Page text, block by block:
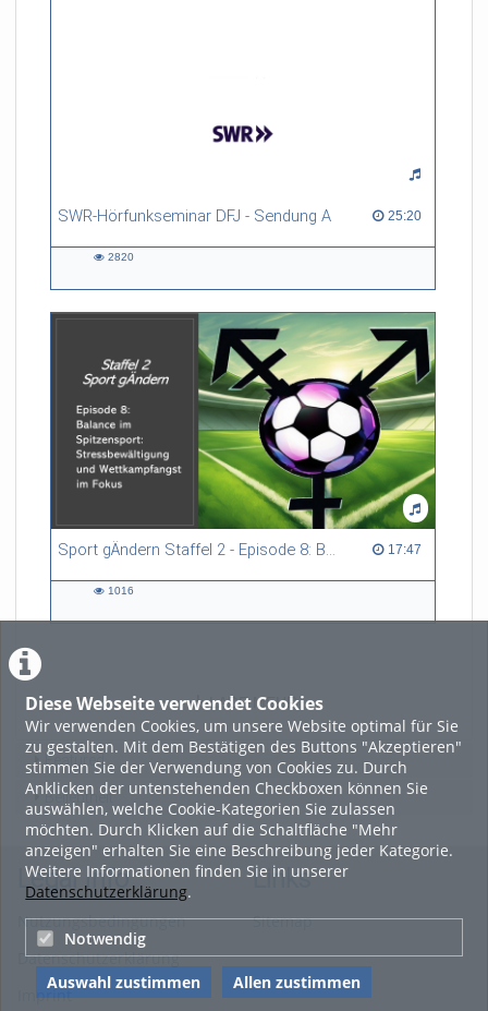
Diese Webseite verwendet Cookies
Wir verwenden Cookies, um unsere Website optimal für Sie
zu gestalten. Mit dem Bestätigen des Buttons "Akzeptieren"
stimmen Sie der Verwendung von Cookies zu. Durch
Anklicken der untenstehenden Checkboxen können Sie
auswählen, welche Cookie-Kategorien Sie zulassen
möchten. Durch Klicken auf die Schaltfläche "Mehr
anzeigen" erhalten Sie eine Beschreibung jeder Kategorie.
Weitere Informationen finden Sie in unserer
Datenschutzerklärung.
Notwendig
Auswahl zustimmen Allen zustimmen
SWR-Hörfunkseminar DFJ - Sendung A 25:20
25:20 duration
2820
Sport gÄndern Staffel 2 - Episode 8: Balance im Spitzensport: Stressbewältigung und Wettkampfangst im Fokus 17:47
17:47 duration
1016
LADE MEHR
Featured
Beliebtheit
Legal Info
Nutzungsbedingungen
Datenschutzerklärung
Imprint
Links
Sitemap